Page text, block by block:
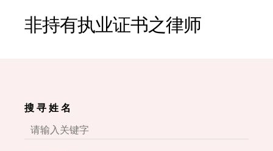
非持有执业证书之律师
搜 寻 姓 名